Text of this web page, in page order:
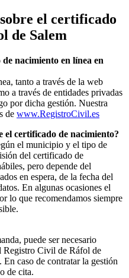
el certificado
de Salem
nacimiento en línea en
tanto a través de la web
a través de entidades privadas
por dicha gestión. Nuestra
de www.RegistroCivil.es
el certificado de nacimiento?
el municipio y el tipo de
del certificado de
pero depende del
en espera, de la fecha del
En algunas ocasiones el
lo que recomendamos siempre
puede ser necesario
Registro Civil de Ráfol de
caso de contratar la gestión
de cita.